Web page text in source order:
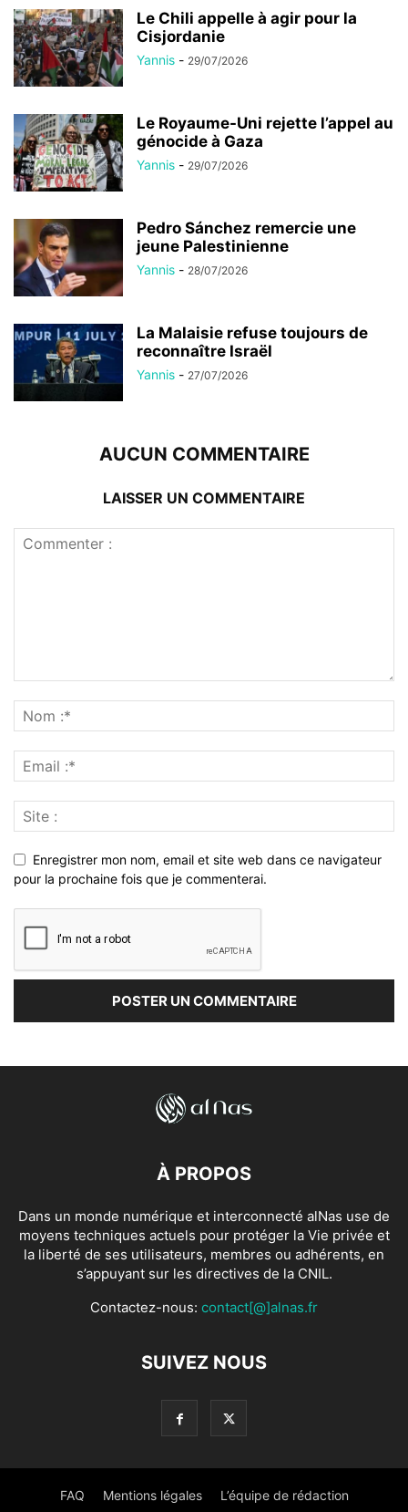
Le Chili appelle à agir pour la
Cisjordanie
Yannis - 29/07/2026
Le Royaume-Uni rejette l’appel au
génocide à Gaza
Yannis - 29/07/2026
Pedro Sánchez remercie une
jeune Palestinienne
Yannis - 28/07/2026
La Malaisie refuse toujours de
reconnaître Israël
Yannis - 27/07/2026
AUCUN COMMENTAIRE
LAISSER UN COMMENTAIRE
Enregistrer mon nom, email et site web dans ce navigateur
pour la prochaine fois que je commenterai.
À PROPOS
Dans un monde numérique et interconnecté alNas use de
moyens techniques actuels pour protéger la Vie privée et
la liberté de ses utilisateurs, membres ou adhérents, en
s’appuyant sur les directives de la CNIL.
Contactez-nous: contact[@]alnas.fr
SUIVEZ NOUS
FAQ Mentions légales L’équipe de rédaction